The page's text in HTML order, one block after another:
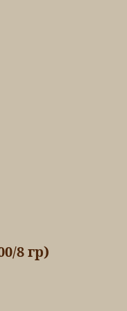
8 гр)